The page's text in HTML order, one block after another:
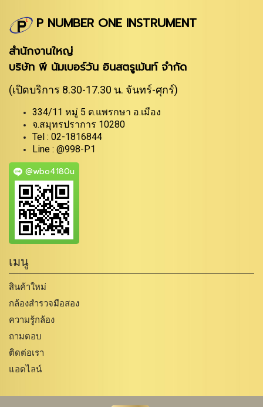
P NUMBER ONE INSTRUMENT
สำนักงานใหญ่
บริษัท พี นัมเบอร์วัน อินสตรูเม้นท์ จำกัด
(เปิดบริการ 8.30-17.30 น. จันทร์-ศุกร์)
334/11 หมู่ 5 ต.แพรกษา อ.เมือง
จ.สมุทรปราการ 10280
Tel : 02-1816844
Line : @998-P1
@wbo4180u
เมนู
สินค้าใหม่
กล้องสำรวจมือสอง
ความรู้กล้อง
ถามตอบ
ติดต่อเรา
แอดไลน์